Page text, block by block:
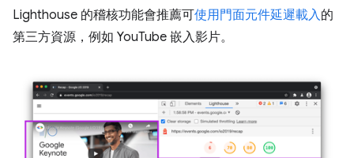
Lighthouse 的稽核功能會推薦可使用門面元件延遲載入的
第三方資源，例如 YouTube 嵌入影片。